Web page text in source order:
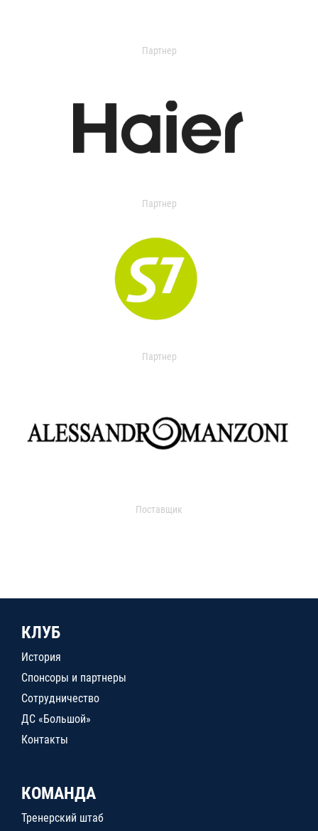
Партнер
Партнер
Партнер
Поставщик
КЛУБ
История
Спонсоры и партнеры
Сотрудничество
ДС «Большой»
Контакты
КОМАНДА
Тренерский штаб